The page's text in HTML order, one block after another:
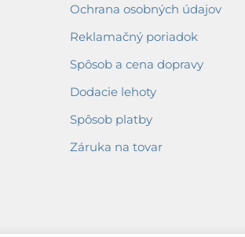
Ochrana osobných údajov
Reklamačný poriadok
Spôsob a cena dopravy
Dodacie lehoty
Spôsob platby
Záruka na tovar